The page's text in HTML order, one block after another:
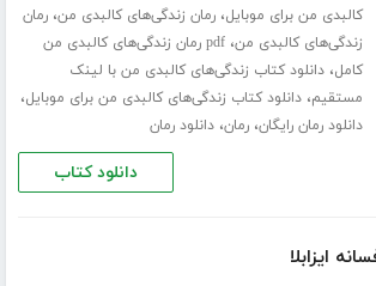
کالبدی من برای موبایل،رمان زندگی‌های کالبدی من،رمان
زندگی‌های کالبدی من،
pdf رمان زندگی‌های کالبدی من
کامل،دانلود کتاب زندگی‌های کالبدی من با لینک
مستقیم،دانلود کتاب زندگی‌های کالبدی من برای موبایل،
دانلود رمان رایگان،رمان،دانلود رمان
دانلود کتاب
ایزابلا